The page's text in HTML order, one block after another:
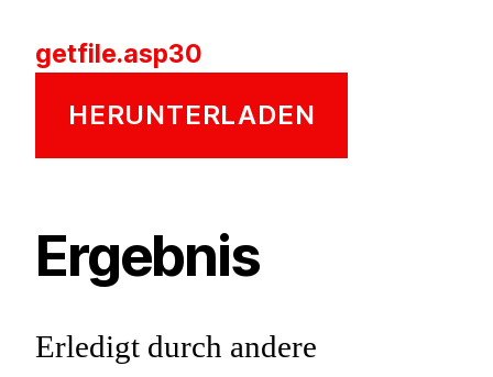
getfile.asp30
HERUNTERLADEN
Ergebnis
Erledigt durch andere